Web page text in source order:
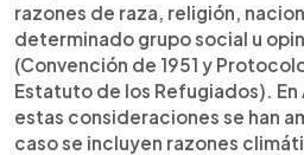
razones de raza, religión,
determinado grupo social u
(Convención de 1951 y
Estatuto de los Refugiados).
estas consideraciones se han
caso se incluyen razones